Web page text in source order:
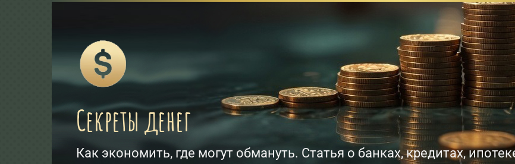
Секреты денег
Как экономить, где могут обмануть. Статья о банках, кредитах,